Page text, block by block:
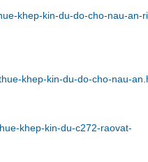
khep-kin-du-do-cho-nau-an-
khep-kin-du-do-cho-nau-
khep-kin-du-c272-raovat-